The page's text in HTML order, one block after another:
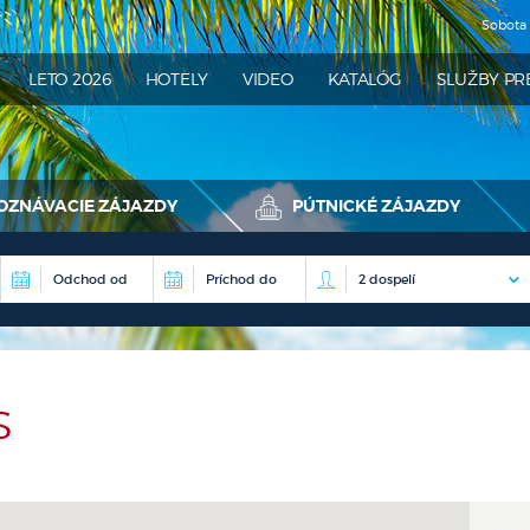
Sobota
LETO 2026 HOTELY VIDEO KATALÓG SLUŽBY
ZÁJAZDY PÚTNICKÉ ZÁJAZDY